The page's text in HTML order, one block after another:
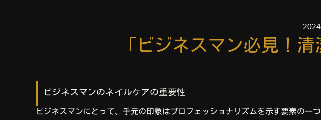
「ビジネスマン必見！
ビジネスマンのネイルケアの重要性
ビジネスマンにとって、手元の印象はプロフェッショナリズムを示す要素の一